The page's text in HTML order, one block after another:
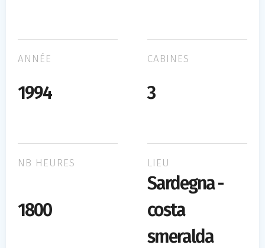
ANNÉE
1994
CABINES
3
NB HEURES
1800
LIEU
Sardegna -
costa
smeralda